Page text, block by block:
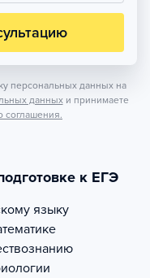
персональных данных на
данных и принимаете
соглашения.
к ЕГЭ
языку